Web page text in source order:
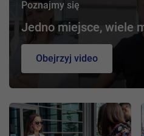
Poznajmy się
Jedno miejsce, wiele
Obejrzyj video